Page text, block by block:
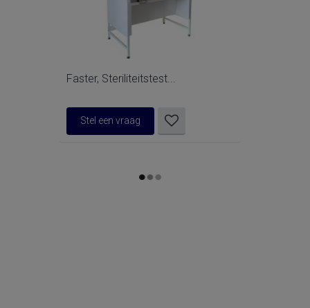
Faster, Steriliteitstest...
Stel een vraag